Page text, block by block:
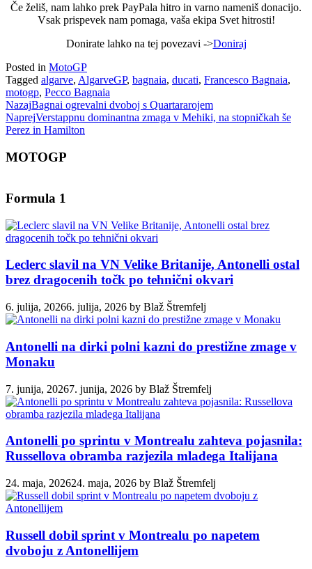
Če želiš, nam lahko prek PayPala hitro in varno nameniš donacijo.
Vsak prispevek nam pomaga, vaša ekipa Svet hitrosti!
Donirate lahko na tej povezavi ->Doniraj
Posted in MotoGP
Tagged algarve, AlgarveGP, bagnaia, ducati, Francesco Bagnaia,
motogp, Pecco Bagnaia
NazajBagnai ogrevalni dvoboj s Quartararojem
NaprejVerstappnu dominantna zmaga v Mehiki, na stopničkah še
Perez in Hamilton
MOTOGP
Formula 1
Leclerc slavil na VN Velike Britanije, Antonelli ostal
brez dragocenih točk po tehnični okvari
6. julija, 20266. julija, 2026 by Blaž Štremfelj
Antonelli na dirki polni kazni do prestižne zmage v
Monaku
7. junija, 20267. junija, 2026 by Blaž Štremfelj
Antonelli po sprintu v Montrealu zahteva pojasnila:
Russellova obramba razjezila mladega Italijana
24. maja, 202624. maja, 2026 by Blaž Štremfelj
Russell dobil sprint v Montrealu po napetem
dvoboju z Antonellijem